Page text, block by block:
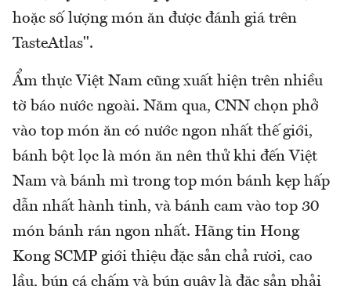
hoặc số lượng món ăn được đánh giá trên
TasteAtlas".
Ẩm thực Việt Nam cũng xuất hiện trên nhiều
tờ báo nước ngoài. Năm qua, CNN chọn phở
vào top món ăn có nước ngon nhất thế giới,
bánh bột lọc là món ăn nên thử khi đến Việt
Nam và bánh mì trong top món bánh kẹp hấp
dẫn nhất hành tinh, và bánh cam vào top 30
món bánh rán ngon nhất. Hãng tin Hong
Kong SCMP giới thiệu đặc sản chả rươi, cao
lầu, bún cá chấm và bún quậy là đặc sản phải